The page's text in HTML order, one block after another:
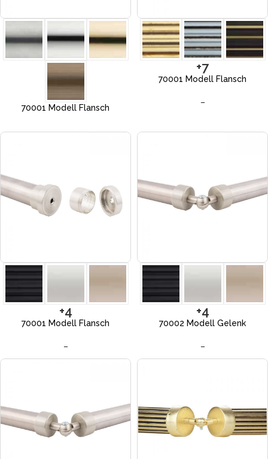
70001 Modell Flansch
+7
70001 Modell Flansch
–
+4
70001 Modell Flansch
–
+4
70002 Modell Gelenk
–